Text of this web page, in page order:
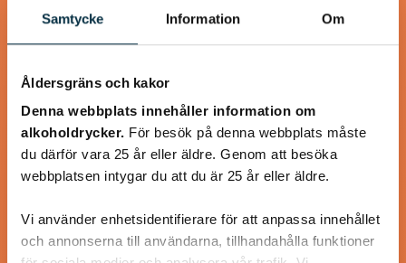
Samtycke Information Om
Åldersgräns och kakor
Denna webbplats innehåller information om
alkoholdrycker. För besök på denna webbplats måste
du därför vara 25 år eller äldre. Genom att besöka
webbplatsen intygar du att du är 25 år eller äldre.
Vi använder enhetsidentifierare för att anpassa innehållet
och annonserna till användarna, tillhandahålla funktioner